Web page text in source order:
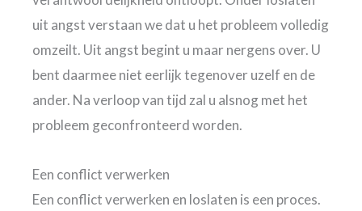
uit angst verstaan we dat u het probleem volledig
omzeilt. Uit angst begint u maar nergens over. U
bent daarmee niet eerlijk tegenover uzelf en de
ander. Na verloop van tijd zal u alsnog met het
probleem geconfronteerd worden.
Een conflict verwerken
Een conflict verwerken en loslaten is een proces.